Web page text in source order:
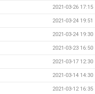
2021-03-26 17:15
2021-03-24 19:51
2021-03-24 19:30
2021-03-23 16:50
2021-03-17 12:30
2021-03-14 14:30
2021-03-12 16:35